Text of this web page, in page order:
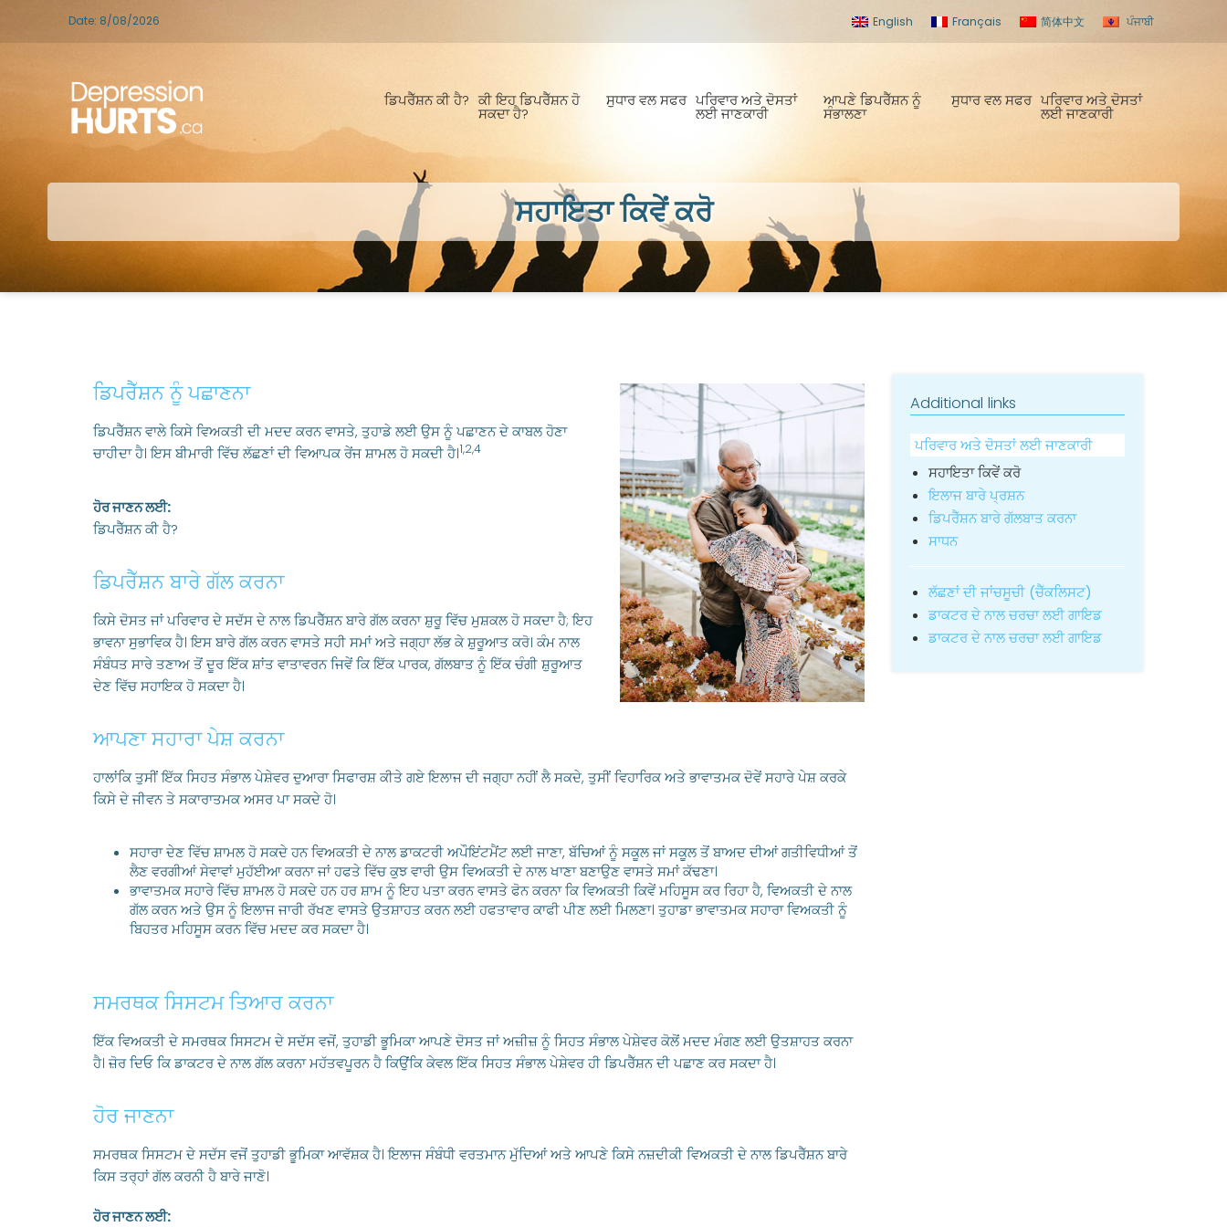
Date: 8/08/2026 English Français 简体中文 ਪੰਜਾਬੀ
ਡਿਪਰੈੱਸ਼ਨ ਕੀ ਹੈ? ਕੀ ਇਹ ਡਿਪਰੈੱਸ਼ਨ ਹੋ
ਸਕਦਾ ਹੈ?
ਸੁਧਾਰ ਵਲ ਸਫਰ ਪਰਿਵਾਰ ਅਤੇ ਦੋਸਤਾਂ
ਲਈ ਜਾਣਕਾਰੀ
ਆਪਣੇ ਡਿਪਰੈੱਸ਼ਨ ਨੂੰ
ਸੰਭਾਲਣਾ
ਸੁਧਾਰ ਵਲ ਸਫਰ ਪਰਿਵਾਰ ਅਤੇ ਦੋਸਤਾਂ
ਲਈ ਜਾਣਕਾਰੀ
ਸਹਾਇਤਾ ਕਿਵੇਂ ਕਰੋ
ਡਿਪਰੈੱਸ਼ਨ ਨੂੰ ਪਛਾਣਨਾ
ਡਿਪਰੈੱਸ਼ਨ ਵਾਲੇ ਕਿਸੇ ਵਿਅਕਤੀ ਦੀ ਮਦਦ ਕਰਨ ਵਾਸਤੇ, ਤੁਹਾਡੇ ਲਈ ਉਸ ਨੂੰ ਪਛਾਣਨ ਦੇ ਕਾਬਲ ਹੋਣਾ
ਚਾਹੀਦਾ ਹੈ। ਇਸ ਬੀਮਾਰੀ ਵਿੱਚ ਲੱਛਣਾਂ ਦੀ ਵਿਆਪਕ ਰੇਂਜ ਸ਼ਾਮਲ ਹੋ ਸਕਦੀ ਹੈ।1,2,4
ਹੋਰ ਜਾਣਨ ਲਈ:
ਡਿਪਰੈੱਸ਼ਨ ਕੀ ਹੈ?
ਡਿਪਰੈੱਸ਼ਨ ਬਾਰੇ ਗੱਲ ਕਰਨਾ
ਕਿਸੇ ਦੋਸਤ ਜਾਂ ਪਰਿਵਾਰ ਦੇ ਸਦੱਸ ਦੇ ਨਾਲ ਡਿਪਰੈੱਸ਼ਨ ਬਾਰੇ ਗੱਲ ਕਰਨਾ ਸ਼ੁਰੂ ਵਿੱਚ ਮੁਸ਼ਕਲ ਹੋ ਸਕਦਾ ਹੈ; ਇਹ
ਭਾਵਨਾ ਸੁਭਾਵਿਕ ਹੈ। ਇਸ ਬਾਰੇ ਗੱਲ ਕਰਨ ਵਾਸਤੇ ਸਹੀ ਸਮਾਂ ਅਤੇ ਜਗ੍ਹਾ ਲੱਭ ਕੇ ਸ਼ੁਰੂਆਤ ਕਰੋ। ਕੰਮ ਨਾਲ
ਸੰਬੰਧਤ ਸਾਰੇ ਤਣਾਅ ਤੋਂ ਦੂਰ ਇੱਕ ਸ਼ਾਂਤ ਵਾਤਾਵਰਨ ਜਿਵੇਂ ਕਿ ਇੱਕ ਪਾਰਕ, ਗੱਲਬਾਤ ਨੂੰ ਇੱਕ ਚੰਗੀ ਸ਼ੁਰੂਆਤ
ਦੇਣ ਵਿੱਚ ਸਹਾਇਕ ਹੋ ਸਕਦਾ ਹੈ।
ਆਪਣਾ ਸਹਾਰਾ ਪੇਸ਼ ਕਰਨਾ
ਹਾਲਾਂਕਿ ਤੁਸੀਂ ਇੱਕ ਸਿਹਤ ਸੰਭਾਲ ਪੇਸ਼ੇਵਰ ਦੁਆਰਾ ਸਿਫਾਰਸ਼ ਕੀਤੇ ਗਏ ਇਲਾਜ ਦੀ ਜਗ੍ਹਾ ਨਹੀਂ ਲੈ ਸਕਦੇ, ਤੁਸੀਂ ਵਿਹਾਰਿਕ ਅਤੇ ਭਾਵਾਤਮਕ ਦੋਵੇਂ ਸਹਾਰੇ ਪੇਸ਼ ਕਰਕੇ
ਕਿਸੇ ਦੇ ਜੀਵਨ ਤੇ ਸਕਾਰਾਤਮਕ ਅਸਰ ਪਾ ਸਕਦੇ ਹੋ।
ਸਹਾਰਾ ਦੇਣ ਵਿੱਚ ਸ਼ਾਮਲ ਹੋ ਸਕਦੇ ਹਨ ਵਿਅਕਤੀ ਦੇ ਨਾਲ ਡਾਕਟਰੀ ਅਪੌਇਂਟਮੈਂਟ ਲਈ ਜਾਣਾ, ਬੱਚਿਆਂ ਨੂੰ ਸਕੂਲ ਜਾਂ ਸਕੂਲ ਤੋਂ ਬਾਅਦ ਦੀਆਂ ਗਤੀਵਿਧੀਆਂ ਤੋਂ
ਲੈਣ ਵਰਗੀਆਂ ਸੇਵਾਵਾਂ ਮੁਹੱਈਆ ਕਰਨਾ ਜਾਂ ਹਫਤੇ ਵਿੱਚ ਕੁਝ ਵਾਰੀ ਉਸ ਵਿਅਕਤੀ ਦੇ ਨਾਲ ਖਾਣਾ ਬਣਾਉਣ ਵਾਸਤੇ ਸਮਾਂ ਕੱਢਣਾ।
ਭਾਵਾਤਮਕ ਸਹਾਰੇ ਵਿੱਚ ਸ਼ਾਮਲ ਹੋ ਸਕਦੇ ਹਨ ਹਰ ਸ਼ਾਮ ਨੂੰ ਇਹ ਪਤਾ ਕਰਨ ਵਾਸਤੇ ਫੋਨ ਕਰਨਾ ਕਿ ਵਿਅਕਤੀ ਕਿਵੇਂ ਮਹਿਸੂਸ ਕਰ ਰਿਹਾ ਹੈ, ਵਿਅਕਤੀ ਦੇ ਨਾਲ
ਗੱਲ ਕਰਨ ਅਤੇ ਉਸ ਨੂੰ ਇਲਾਜ ਜਾਰੀ ਰੱਖਣ ਵਾਸਤੇ ਉਤਸ਼ਾਹਤ ਕਰਨ ਲਈ ਹਫਤਾਵਾਰ ਕਾਫੀ ਪੀਣ ਲਈ ਮਿਲਣਾ। ਤੁਹਾਡਾ ਭਾਵਾਤਮਕ ਸਹਾਰਾ ਵਿਅਕਤੀ ਨੂੰ
ਬਿਹਤਰ ਮਹਿਸੂਸ ਕਰਨ ਵਿੱਚ ਮਦਦ ਕਰ ਸਕਦਾ ਹੈ।
ਸਮਰਥਕ ਸਿਸਟਮ ਤਿਆਰ ਕਰਨਾ
ਇੱਕ ਵਿਅਕਤੀ ਦੇ ਸਮਰਥਕ ਸਿਸਟਮ ਦੇ ਸਦੱਸ ਵਜੋਂ, ਤੁਹਾਡੀ ਭੂਮਿਕਾ ਆਪਣੇ ਦੋਸਤ ਜਾਂ ਅਜ਼ੀਜ਼ ਨੂੰ ਸਿਹਤ ਸੰਭਾਲ ਪੇਸ਼ੇਵਰ ਕੋਲੋਂ ਮਦਦ ਮੰਗਣ ਲਈ ਉਤਸ਼ਾਹਤ ਕਰਨਾ
ਹੈ। ਜ਼ੋਰ ਦਿਓ ਕਿ ਡਾਕਟਰ ਦੇ ਨਾਲ ਗੱਲ ਕਰਨਾ ਮਹੱਤਵਪੂਰਨ ਹੈ ਕਿਉਂਕਿ ਕੇਵਲ ਇੱਕ ਸਿਹਤ ਸੰਭਾਲ ਪੇਸ਼ੇਵਰ ਹੀ ਡਿਪਰੈੱਸ਼ਨ ਦੀ ਪਛਾਣ ਕਰ ਸਕਦਾ ਹੈ।
ਹੋਰ ਜਾਣਨਾ
ਸਮਰਥਕ ਸਿਸਟਮ ਦੇ ਸਦੱਸ ਵਜੋਂ ਤੁਹਾਡੀ ਭੂਮਿਕਾ ਆਵੱਸ਼ਕ ਹੈ। ਇਲਾਜ ਸੰਬੰਧੀ ਵਰਤਮਾਨ ਮੁੱਦਿਆਂ ਅਤੇ ਆਪਣੇ ਕਿਸੇ ਨਜ਼ਦੀਕੀ ਵਿਅਕਤੀ ਦੇ ਨਾਲਡਿਪਰੈੱਸ਼ਨ ਬਾਰੇ
ਕਿਸ ਤਰ੍ਹਾਂ ਗੱਲ ਕਰਨੀ ਹੈਬਾਰੇ ਜਾਣੋ।
ਹੋਰ ਜਾਣਨ ਲਈ:
Additional links
ਪਰਿਵਾਰ ਅਤੇ ਦੋਸਤਾਂ ਲਈ ਜਾਣਕਾਰੀ
ਸਹਾਇਤਾ ਕਿਵੇਂ ਕਰੋ
ਇਲਾਜ ਬਾਰੇ ਪ੍ਰਸ਼ਨ
ਡਿਪਰੈੱਸ਼ਨ ਬਾਰੇ ਗੱਲਬਾਤ ਕਰਨਾ
ਸਾਧਨ
ਲੱਛਣਾਂ ਦੀ ਜਾਂਚਸੂਚੀ (ਚੈੱਕਲਿਸਟ)
ਡਾਕਟਰ ਦੇ ਨਾਲ ਚਰਚਾ ਲਈ ਗਾਇਡ
ਡਾਕਟਰ ਦੇ ਨਾਲ ਚਰਚਾ ਲਈ ਗਾਇਡ